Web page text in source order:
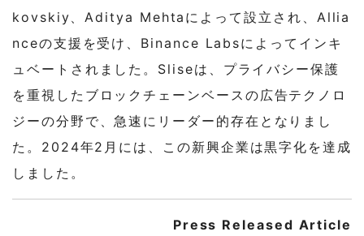
kovskiy、Aditya Mehtaによって設立され、Allia
nceの支援を受け、Binance Labsによってインキ
ュベートされました。Sliseは、プライバシー保護
を重視したブロックチェーンベースの広告テクノロ
ジーの分野で、急速にリーダー的存在となりまし
た。2024年2月には、この新興企業は黒字化を達成
しました。
Press Released Article